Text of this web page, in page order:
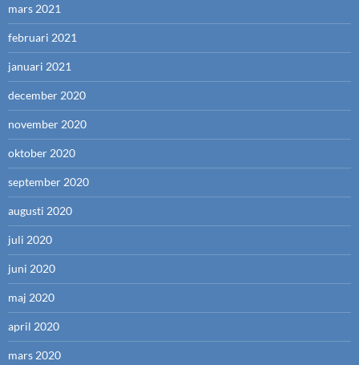
mars 2021
februari 2021
januari 2021
december 2020
november 2020
oktober 2020
september 2020
augusti 2020
juli 2020
juni 2020
maj 2020
april 2020
mars 2020